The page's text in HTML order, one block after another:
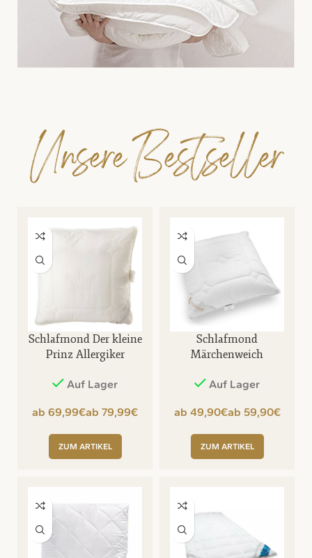
Zu den Angeboten
Unsere Bestseller
Schlafmond Der kleine
Prinz Allergiker
Auf Lager
€ €
ZUM ARTIKEL
Schlafmond
Märchenweich
Auf Lager
€ €
ZUM ARTIKEL